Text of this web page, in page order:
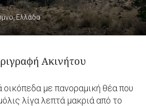
Ελλάδα
Ακινήτου
οικόπεδα με πανοραμική θέα που
λίγα λεπτά μακριά από το